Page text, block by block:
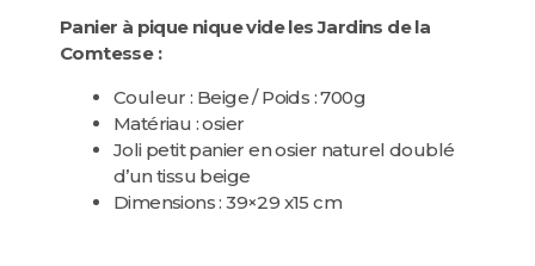
Panier à pique nique vide les Jardins de la
Comtesse :
Couleur : Beige / Poids : 700g
Matériau : osier
Joli petit panier en osier naturel doublé
d’un tissu beige
Dimensions : 39×29 x15 cm